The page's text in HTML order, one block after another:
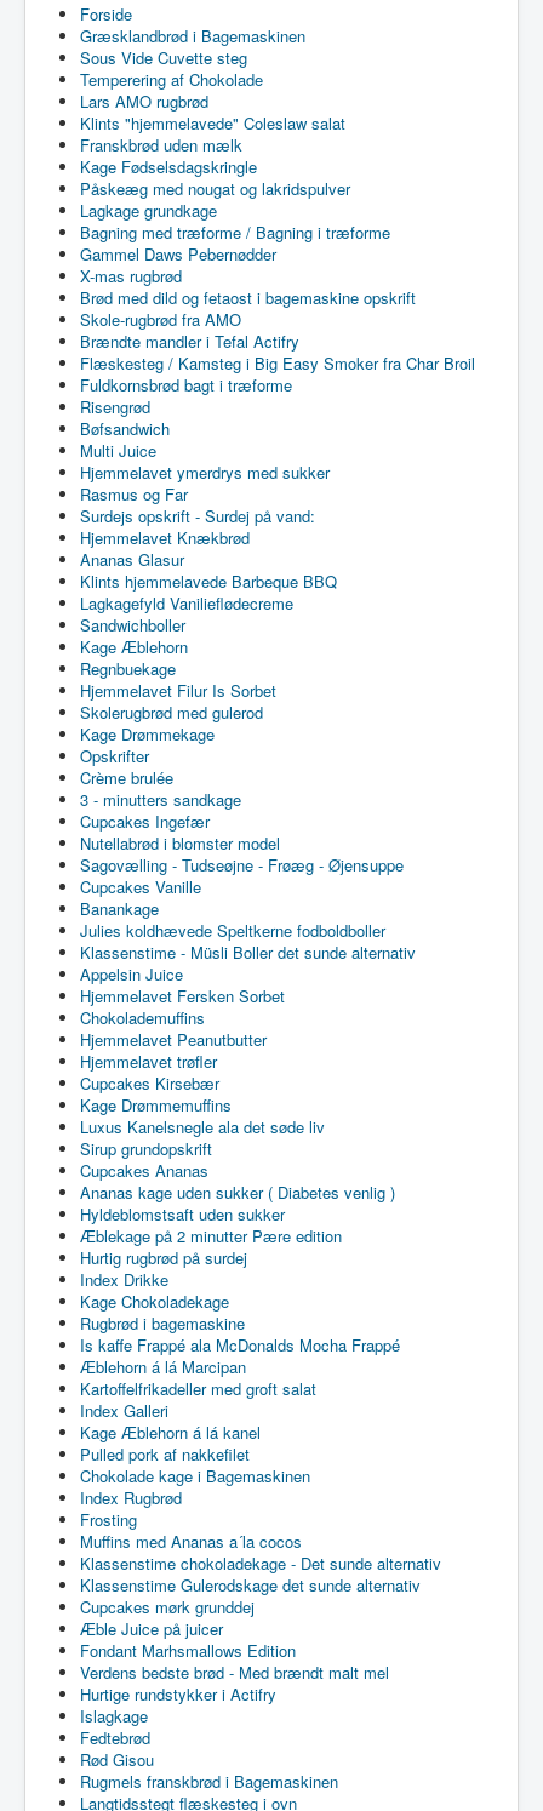
Forside
Græsklandbrød i Bagemaskinen
Sous Vide Cuvette steg
Temperering af Chokolade
Lars AMO rugbrød
Klints "hjemmelavede" Coleslaw salat
Franskbrød uden mælk
Kage Fødselsdagskringle
Påskeæg med nougat og lakridspulver
Lagkage grundkage
Bagning med træforme / Bagning i træforme
Gammel Daws Pebernødder
X-mas rugbrød
Brød med dild og fetaost i bagemaskine opskrift
Skole-rugbrød fra AMO
Brændte mandler i Tefal Actifry
Flæskesteg / Kamsteg i Big Easy Smoker fra Char Broil
Fuldkornsbrød bagt i træforme
Risengrød
Bøfsandwich
Multi Juice
Hjemmelavet ymerdrys med sukker
Rasmus og Far
Surdejs opskrift - Surdej på vand:
Hjemmelavet Knækbrød
Ananas Glasur
Klints hjemmelavede Barbeque BBQ
Lagkagefyld Vanilieflødecreme
Sandwichboller
Kage Æblehorn
Regnbuekage
Hjemmelavet Filur Is Sorbet
Skolerugbrød med gulerod
Kage Drømmekage
Opskrifter
Crème brulée
3 - minutters sandkage
Cupcakes Ingefær
Nutellabrød i blomster model
Sagovælling - Tudseøjne - Frøæg - Øjensuppe
Cupcakes Vanille
Banankage
Julies koldhævede Speltkerne fodboldboller
Klassenstime - Müsli Boller det sunde alternativ
Appelsin Juice
Hjemmelavet Fersken Sorbet
Chokolademuffins
Hjemmelavet Peanutbutter
Hjemmelavet trøfler
Cupcakes Kirsebær
Kage Drømmemuffins
Luxus Kanelsnegle ala det søde liv
Sirup grundopskrift
Cupcakes Ananas
Ananas kage uden sukker ( Diabetes venlig )
Hyldeblomstsaft uden sukker
Æblekage på 2 minutter Pære edition
Hurtig rugbrød på surdej
Index Drikke
Kage Chokoladekage
Rugbrød i bagemaskine
Is kaffe Frappé ala McDonalds Mocha Frappé
Æblehorn á lá Marcipan
Kartoffelfrikadeller med groft salat
Index Galleri
Kage Æblehorn á lá kanel
Pulled pork af nakkefilet
Chokolade kage i Bagemaskinen
Index Rugbrød
Frosting
Muffins med Ananas a´la cocos
Klassenstime chokoladekage - Det sunde alternativ
Klassenstime Gulerodskage det sunde alternativ
Cupcakes mørk grunddej
Æble Juice på juicer
Fondant Marhsmallows Edition
Verdens bedste brød - Med brændt malt mel
Hurtige rundstykker i Actifry
Islagkage
Fedtebrød
Rød Gisou
Rugmels franskbrød i Bagemaskinen
Langtidsstegt flæskesteg i ovn